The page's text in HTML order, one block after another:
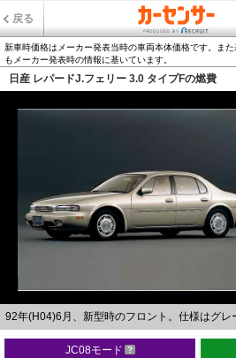
戻る
新車時価格はメーカー発表当時の車両本体価格です。ま
もメーカー発表時の情報に基いています。
日産 レパードJ.フェリー 3.0 タイプFの燃費
92年(H04)6月、新型時のフロント。仕様はグレ
JC08モード